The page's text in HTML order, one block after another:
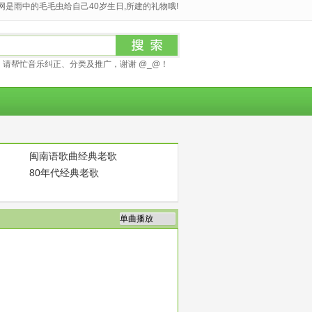
是雨中的毛毛虫给自己40岁生日,所建的礼物哦!
帮忙音乐纠正、分类及推广，谢谢 @_@！
闽南语歌曲经典老歌
80年代经典老歌